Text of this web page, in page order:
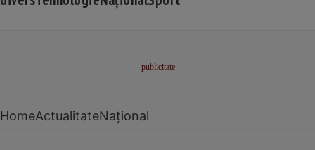
HomeActualitateNațional